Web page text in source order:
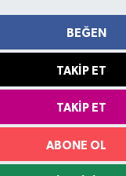
BEĞEN
TAKIP ET
TAKIP ET
ABONE OL